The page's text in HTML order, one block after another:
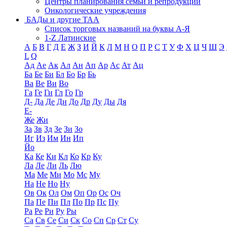
Онкологические учреждения
БАДы и другие ТАА
Список торговых названий на буквы А-Я
1-Z Латинские
А Б В Г Д Е Ж З И Й К Л М Н О П Р С Т У Ф Х Ц Ч Ш Э
L Q
Ад Ае Ак Ал Ан Ап Ар Ас Ат Ац
Ба Бе Би Бл Бо Бр Бь
Ва Ве Ви Во
Га Ге Ги Гл Го Гр
Д- Да Де Ди До Др Ду Ды Дя
Е-
Же Жи
За Зв Зд Зе Зи Зо
Иг Из Им Ин Ип
Йо
Ка Ке Ки Кл Ко Кр Ку
Ла Ле Ли Ль Лю
Ма Ме Ми Мо Мс Му
На Не Но Ну
Ов Ок Ол Ом Оп Ор Ос Оч
Па Пе Пи Пл По Пр Пс Пу
Ра Ре Ри Ру Ры
Са Св Се Си Ск Со Сп Ср Ст Су